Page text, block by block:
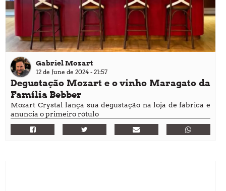
Gabriel Mozart
12 de June de 2024 - 21:57
Degustação Mozart e o vinho Maragato da
Família Bebber
Mozart Crystal lança sua degustação na loja de fábrica e
anuncia o primeiro rótulo